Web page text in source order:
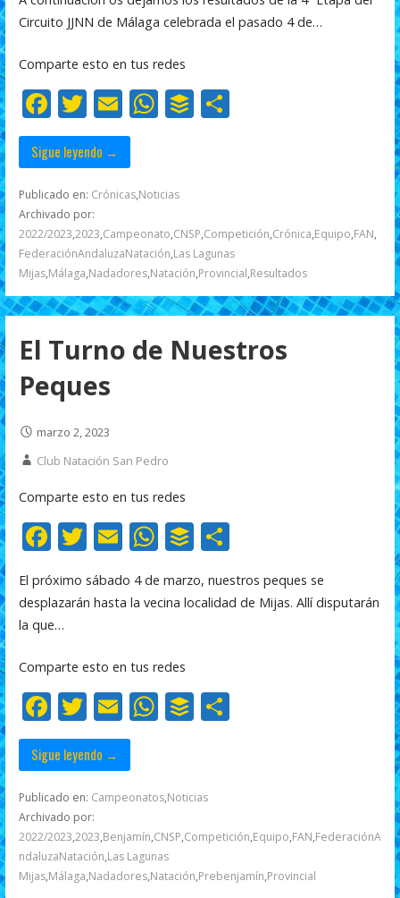
e
b
o
o
k
ittai at
A
p
p
f m
p
ti
r
Circuito JJNN de Málaga celebrada el pasado 4 de…
Comparte esto en tus redes
F
ac
e
b
o
o
k
T
w
itt
er
E
m
ai
l
W
s
p
p
B C
ti
r
Sigue leyendo →
Publicado en: Crónicas,Noticias
Archivado por:
2022/2023,2023,Campeonato,CNSP,Competición,Crónica,Equipo,FAN,
FederaciónAndaluzaNatación,Las Lagunas
Mijas,Málaga,Nadadores,Natación,Provincial,Resultados
El Turno de Nuestros
Peques
marzo 2, 2023
Club Natación San Pedro
Comparte esto en tus redes
F
ac
e
b
o
k
T
w
itt
E
ai
W
at
p
p
B
f
C
m
r
El próximo sábado 4 de marzo, nuestros peques se
desplazarán hasta la vecina localidad de Mijas. Allí disputarán
la que…
Comparte esto en tus redes
F
ac
e
b
o
o
k
T
w
itt
er
E
m
ai
l
W
s
p
p
B
er
C
ti
r
Sigue leyendo →
Publicado en: Campeonatos,Noticias
Archivado por:
2022/2023,2023,Benjamín,CNSP,Competición,Equipo,FAN,FederaciónA
ndaluzaNatación,Las Lagunas
Mijas,Málaga,Nadadores,Natación,Prebenjamín,Provincial